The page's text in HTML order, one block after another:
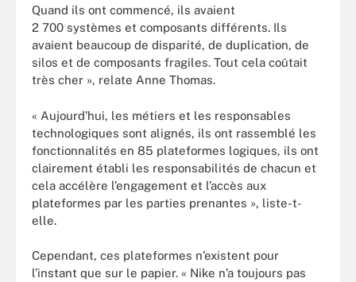
Quand ils ont commencé, ils avaient
2 700 systèmes et composants différents. Ils
avaient beaucoup de disparité, de duplication, de
silos et de composants fragiles. Tout cela coûtait
très cher », relate Anne Thomas.
« Aujourd’hui, les métiers et les responsables
technologiques sont alignés, ils ont rassemblé les
fonctionnalités en 85 plateformes logiques, ils ont
clairement établi les responsabilités de chacun et
cela accélère l’engagement et l’accès aux
plateformes par les parties prenantes », liste-t-
elle.
Cependant, ces plateformes n’existent pour
l’instant que sur le papier. « Nike n’a toujours pas